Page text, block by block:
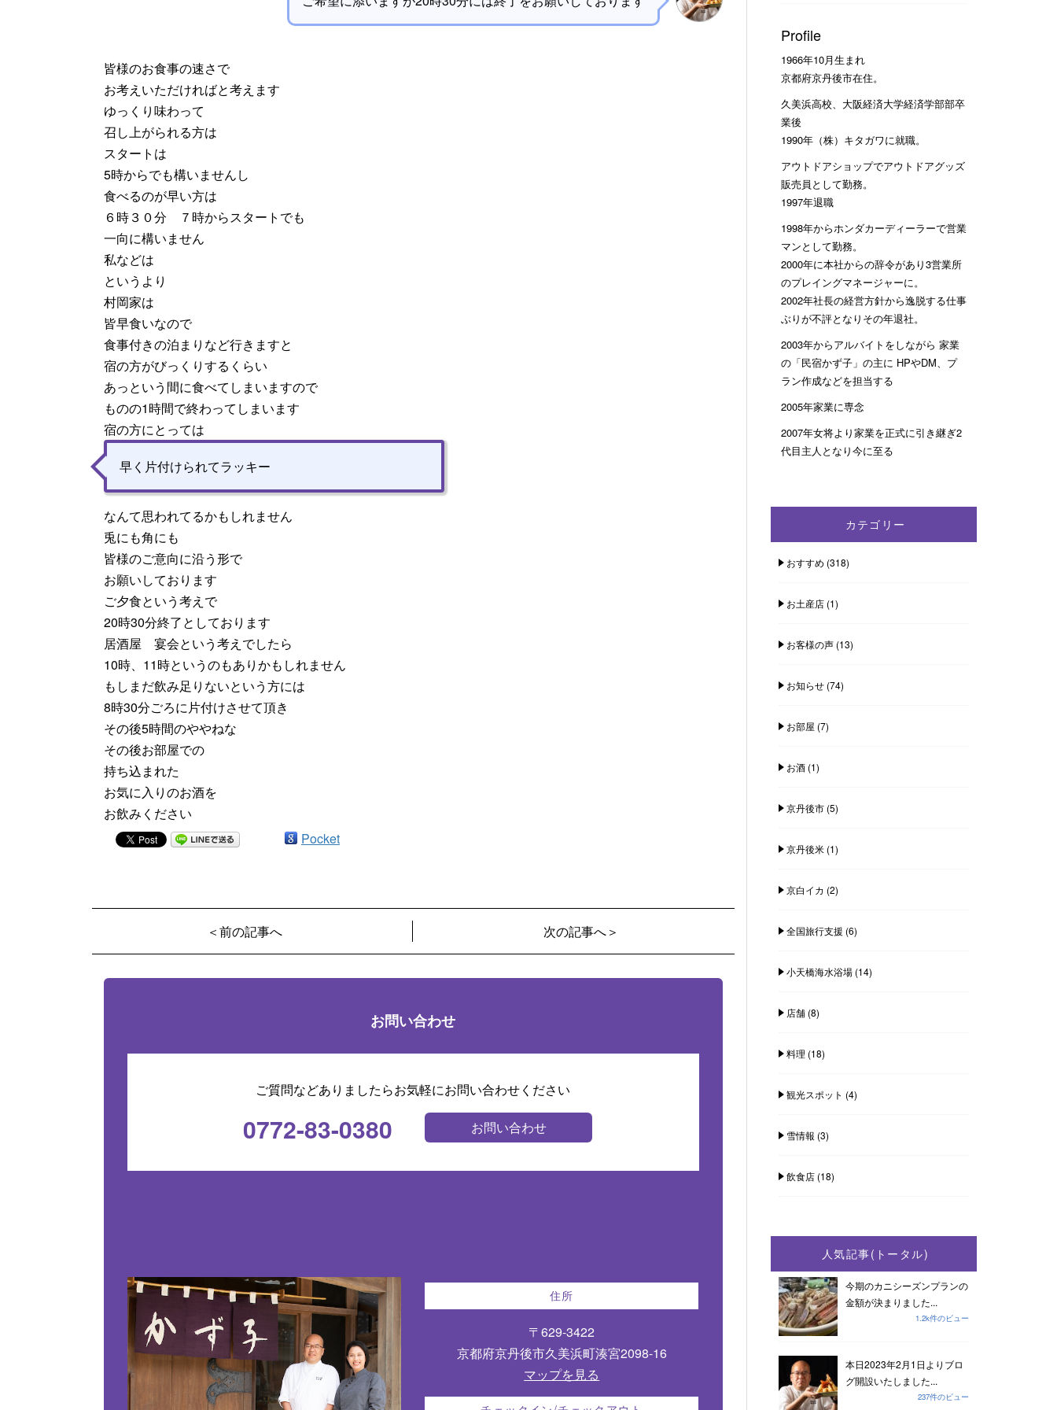
皆様のお食事の速さで
お考えいただければと考えます
ゆっくり味わって
召し上がられる方は
スタートは
5時からでも構いませんし
食べるのが早い方は
６時３０分 ７時からスタートでも
一向に構いません
私などは
というより
村岡家は
皆早食いなので
食事付きの泊まりなど行きますと
宿の方がびっくりするくらい
あっという間に食べてしまいますので
ものの1時間で終わってしまいます
宿の方にとっては
早く片付けられてラッキー
なんて思われてるかもしれません
兎にも角にも
皆様のご意向に沿う形で
お願いしております
ご夕食という考えで
20時30分終了としております
居酒屋 宴会という考えでしたら
10時、11時というのもありかもしれません
もしまだ飲み足りないという方には
8時30分ごろに片付けさせて頂き
その後5時間のややねな
その後お部屋での
持ち込まれた
お気に入りのお酒を
お飲みください
Pocket
＜前の記事へ 次の記事へ＞
お問い合わせ
ご質問などありましたらお気軽にお問い合わせください
0772-83-0380 お問い合わせ
住所
〒629-3422
京都府京丹後市久美浜町湊宮2098-16
マップを見る
Profile
1966年10月生まれ
京都府京丹後市在住。
久美浜高校、大阪経済大学経済学部部卒
業後
1990年（株）キタガワに就職。
アウトドアショップでアウトドアグッズ
販売員として勤務。
1997年退職
1998年からホンダカーディーラーで営業
マンとして勤務。
2000年に本社からの辞令があり3営業所
のプレイングマネージャーに。
2002年社長の経営方針から逸脱する仕事
ぶりが不評となりその年退社。
2003年からアルバイトをしながら 家業
の「民宿かず子」の主に HPやDM、プ
ラン作成などを担当する
2005年家業に専念
2007年女将より家業を正式に引き継ぎ2
代目主人となり今に至る
カテゴリー
おすすめ (318)
お土産店(1)
お客様の声(13)
お知らせ(74)
お部屋 (7)
お酒(1)
京丹後市(5)
京丹後米(1)
京白イカ (2)
全国旅行支援 (6)
小天橋海水浴場(14)
店舗(8)
料理 (18)
観光スポット (4)
雪情報 (3)
飲食店(18)
人気記事(トータル)
今期のカニシーズンプランの
金額が決まりました...
1.2k件のビュー
本日2023年2月1日よりブロ
グ開設いたしました...
237件のビュー